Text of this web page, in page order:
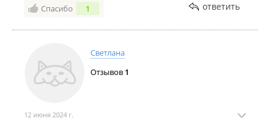
Спасибо 1 ответить
Светлана
Отзывов 1
12 июня 2024 г.